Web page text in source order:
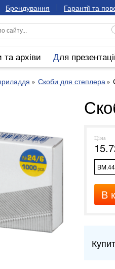
Брендування Гарантії та
та архіви Для
Скоби для степлера
Ціна
В